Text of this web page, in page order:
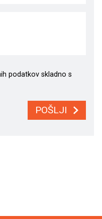
podatkov skladno s
POŠLJI